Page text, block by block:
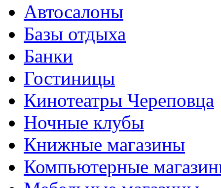
Автосалоны
Базы отдыха
Банки
Гостиницы
Кинотеатры Череповца
Ночные клубы
Книжные магазины
Компьютерные